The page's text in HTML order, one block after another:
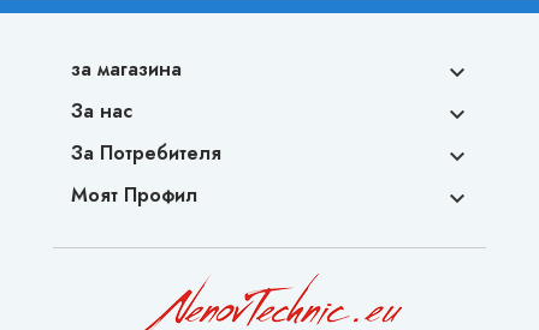
за магазина 
За нас 
За Потребителя 
Моят Профил 